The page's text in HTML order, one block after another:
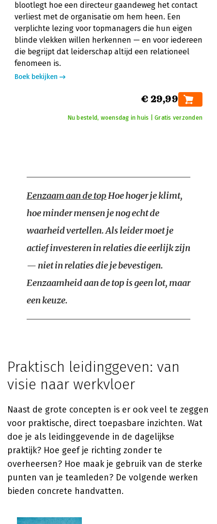
blootlegt hoe een directeur gaandeweg het contact
verliest met de organisatie om hem heen. Een
verplichte lezing voor topmanagers die hun eigen
blinde vlekken willen herkennen — en voor iedereen
die begrijpt dat leiderschap altijd een relationeel
fenomeen is.
Boek bekijken
€ 29,99
Nu besteld, woensdag in huis | Gratis verzonden
Eenzaam aan de topHoe hoger je klimt,
hoe minder mensen je nog echt de
waarheid vertellen. Als leider moet je
actief investeren in relaties die eerlijk zijn
— niet in relaties die je bevestigen.
Eenzaamheid aan de top is geen lot, maar
een keuze.
Praktisch leidinggeven: van
visie naar werkvloer
Naast de grote concepten is er ook veel te zeggen
voor praktische, direct toepasbare inzichten. Wat
doe je als leidinggevende in de dagelijkse
praktijk? Hoe geef je richting zonder te
overheersen? Hoe maak je gebruik van de sterke
punten van je teamleden? De volgende werken
bieden concrete handvatten.